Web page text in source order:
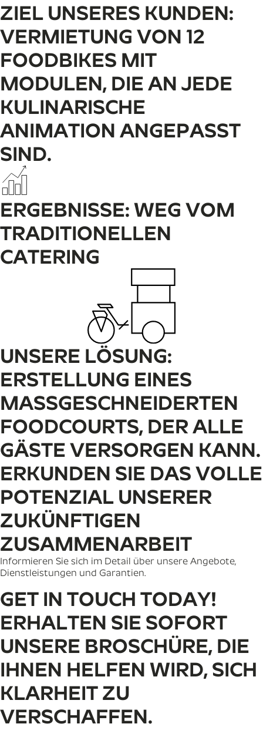
ZIEL UNSERES KUNDEN:
VERMIETUNG VON 12
FOODBIKES MIT
MODULEN, DIE AN JEDE
KULINARISCHE
ANIMATION ANGEPASST
SIND.
ERGEBNISSE: WEG VOM
TRADITIONELLEN
CATERING
UNSERE LÖSUNG:
ERSTELLUNG EINES
MASSGESCHNEIDERTEN F
OODCOURTS, DER ALLE G
ÄSTE VERSORGEN KANN.
ERKUNDEN SIE DAS VOLLE
POTENZIAL UNSERER
ZUKÜNFTIGEN
ZUSAMMENARBEIT
Informieren Sie sich im Detail über unsere Angebote,
Dienstleistungen und Garantien.
GET IN TOUCH TODAY!
ERHALTEN SIE SOFORT
UNSERE BROSCHÜRE, DIE
IHNEN HELFEN WIRD, SICH
KLARHEIT ZU
VERSCHAFFEN.